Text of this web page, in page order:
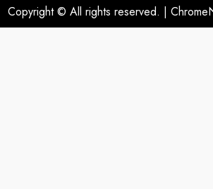
Copyright © All rights reserved. |